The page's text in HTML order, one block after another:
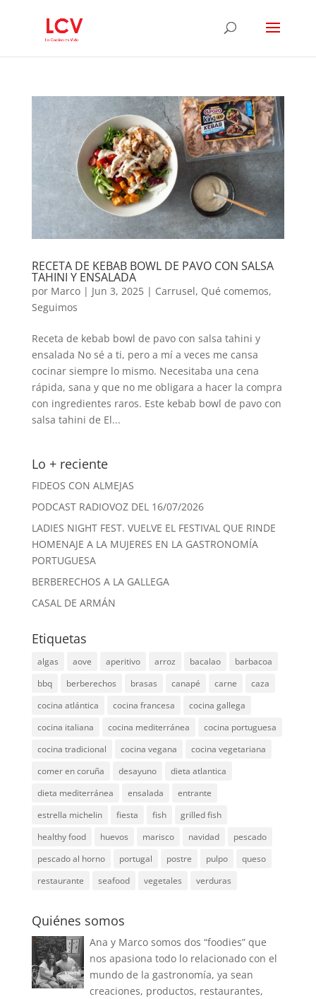
RECETA DE KEBAB BOWL DE PAVO CON SALSA
TAHINI Y ENSALADA
por Marco| Jun 3, 2025| Carrusel, Qué comemos,
Seguimos
Receta de kebab bowl de pavo con salsa tahini y
ensalada No sé a ti, pero a mí a veces me cansa
cocinar siempre lo mismo. Necesitaba una cena
rápida, sana y que no me obligara a hacer la compra
con ingredientes raros. Este kebab bowl de pavo con
salsa tahini de El...
Lo + reciente
FIDEOS CON ALMEJAS
PODCAST RADIOVOZ DEL 16/07/2026
LADIES NIGHT FEST. VUELVE EL FESTIVAL QUE RINDE
HOMENAJE A LA MUJERES EN LA GASTRONOMÍA
PORTUGUESA
BERBERECHOS A LA GALLEGA
CASAL DE ARMÁN
Etiquetas
algas aove aperitivo arroz bacalao
barbacoa
bbq
berberechos brasas canapé carne
caza
cocina atlántica
cocina francesa
cocina gallega
cocina italiana
cocina mediterránea
cocina portuguesa
cocina tradicional
cocina vegana
cocina vegetariana
comer en coruña
desayuno
dieta atlantica
dieta mediterránea
ensalada
entrante
estrella michelin
fiesta fish
grilled fish
healthy food
huevos marisco navidad
pescado
pescado al horno
portugal postre pulpo
queso
restaurante
seafood vegetales verduras
Quiénes somos
Ana y Marco somos dos “foodies” que
nos apasiona todo lo relacionado con el
mundo de la gastronomía, ya sean
creaciones, productos, restaurantes,